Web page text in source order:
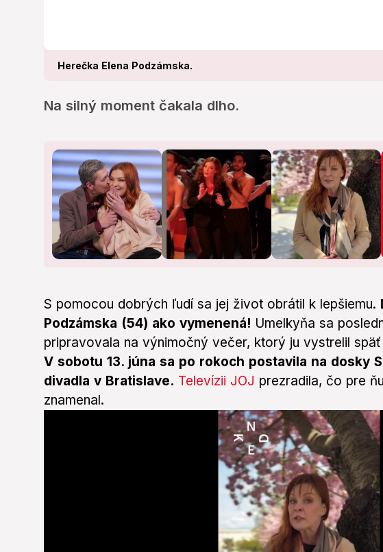
Herečka Elena Podzámska.
Na silný moment čakala dlho.
S pomocou dobrých ľudí sa jej život obrátil k lepšiemu.
Podzámska (54) ako vymenená! Umelkyňa sa
pripravovala na výnimočný večer, ktorý ju vystrelil
V sobotu 13. júna sa po rokoch postavila na dosky
divadla v Bratislave. Televízii JOJ prezradila, čo pre
znamenal.